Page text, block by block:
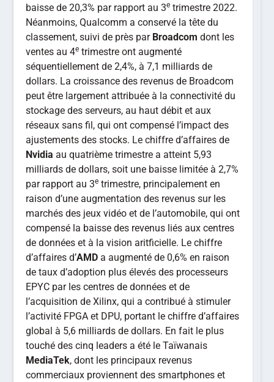
baisse de 20,3% par rapport au 3e trimestre 2022.
Néanmoins, Qualcomm a conservé la tête du
classement, suivi de près par Broadcom dont les
ventes au 4e trimestre ont augmenté
séquentiellement de 2,4%, à 7,1 milliards de
dollars. La croissance des revenus de Broadcom
peut être largement attribuée à la connectivité du
stockage des serveurs, au haut débit et aux
réseaux sans fil, qui ont compensé l’impact des
ajustements des stocks. Le chiffre d’affaires de
Nvidia au quatrième trimestre a atteint 5,93
milliards de dollars, soit une baisse limitée à 2,7%
par rapport au 3e trimestre, principalement en
raison d’une augmentation des revenus sur les
marchés des jeux vidéo et de l’automobile, qui ont
compensé la baisse des revenus liés aux centres
de données et à la vision aritficielle. Le chiffre
d’affaires d’AMD a augmenté de 0,6% en raison
de taux d’adoption plus élevés des processeurs
EPYC par les centres de données et de
l’acquisition de Xilinx, qui a contribué à stimuler
l’activité FPGA et DPU, portant le chiffre d’affaires
global à 5,6 milliards de dollars. En fait le plus
touché des cinq leaders a été le Taïwanais
MediaTek, dont les principaux revenus
commerciaux proviennent des smartphones et